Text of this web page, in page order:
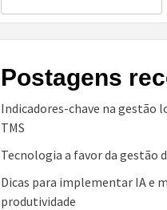
Postagens
Indicadores-chave na gestão
TMS
Tecnologia a favor da gestão
Dicas para implementar IA e
produtividade